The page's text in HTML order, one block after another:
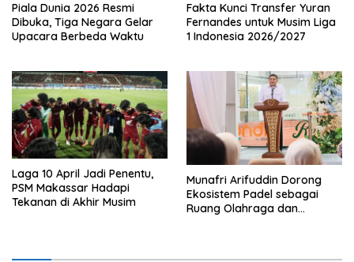
Piala Dunia 2026 Resmi
Dibuka, Tiga Negara Gelar
Upacara Berbeda Waktu
Fakta Kunci Transfer Yuran
Fernandes untuk Musim Liga
1 Indonesia 2026/2027
Laga 10 April Jadi Penentu,
PSM Makassar Hadapi
Tekanan di Akhir Musim
Munafri Arifuddin Dorong
Ekosistem Padel sebagai
Ruang Olahraga dan